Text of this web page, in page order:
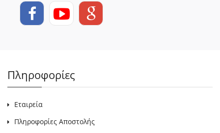
Πληροφορίες
Εταιρεία
Πληροφορίες Αποστολής